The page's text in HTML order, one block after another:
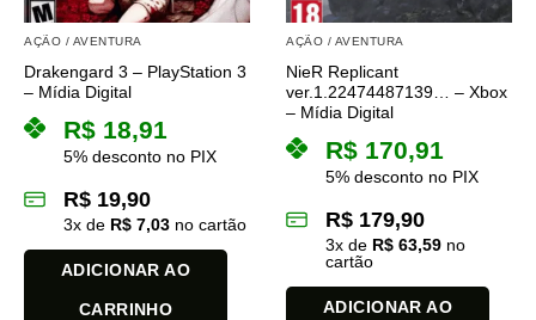
AÇÃO / AVENTURA
Drakengard 3 – PlayStation 3
– Mídia Digital
R$ 18,91
5% desconto no PIX
R$ 19,90
3x de R$ 7,03 no cartão
ADICIONAR AO
CARRINHO
AÇÃO / AVENTURA
NieR Replicant
ver.1.22474487139… – Xbox
– Mídia Digital
R$ 170,91
5% desconto no PIX
R$ 179,90
3x de R$ 63,59 no
cartão
ADICIONAR AO